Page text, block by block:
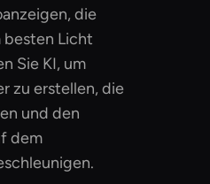
die
besten Licht
Sie KI, um
zu erstellen, die
und den
dem